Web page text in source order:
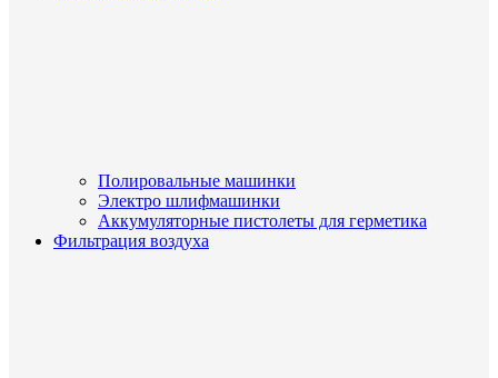
Полировальные машинки
Электро шлифмашинки
Аккумуляторные пистолеты для герметика
Фильтрация воздуха